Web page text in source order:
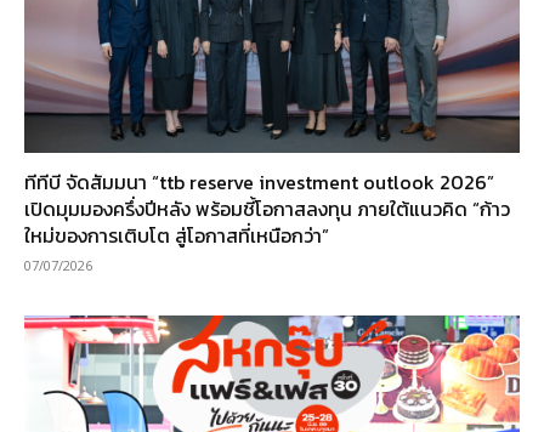
ทีทีบี จัดสัมมนา “ttb reserve investment outlook 2026”
เปิดมุมมองครึ่งปีหลัง พร้อมชี้โอกาสลงทุน ภายใต้แนวคิด “ก้าว
ใหม่ของการเติบโต สู่โอกาสที่เหนือกว่า”
07/07/2026